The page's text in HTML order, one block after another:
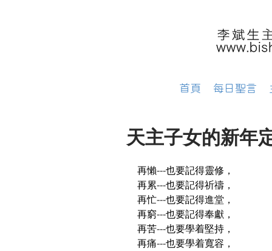
天主子女的新年
再懶---也要記得靈修，
再累---也要記得祈禱，
再忙---也要記得進堂，
再窮---也要記得奉獻，
再苦---也要學着堅持，
再痛---也要學着寬容，
首頁 每日聖言